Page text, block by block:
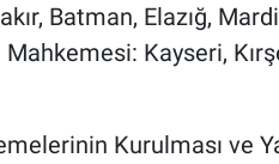
Batman, Elazığ,
Kayseri,
Kurulması ve